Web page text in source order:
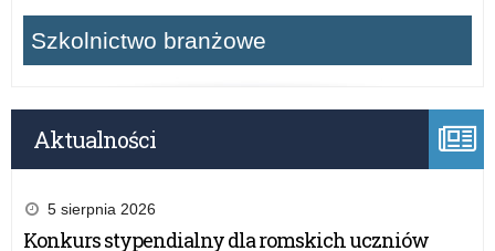
Szkolnictwo branżowe
Aktualności
5 sierpnia 2026
Konkurs stypendialny dla romskich uczniów